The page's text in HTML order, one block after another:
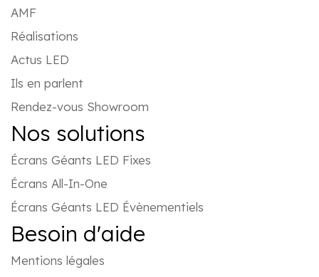
AMF
Réalisations
Actus LED
Ils en parlent
Rendez-vous Showroom
Nos solutions
Écrans Géants LED Fixes
Écrans All-In-One
Écrans Géants LED Évènementiels
Besoin d'aide
Mentions légales